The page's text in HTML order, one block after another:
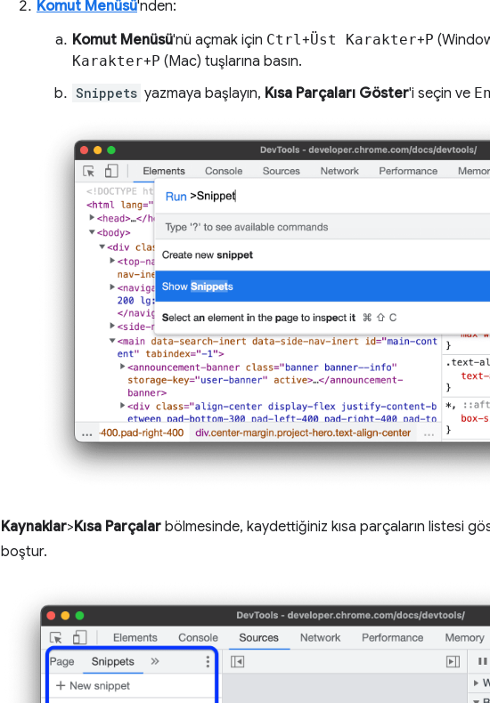
Komut Menüsü'nden:
Komut Menüsü'nü açmak için Ctrl +Üst Karakter+P
Karakter+P (Mac) tuşlarına basın.
Snippets yazmaya başlayın, Kısa Parçaları Göster'i seçin ve
Kaynaklar>Kısa Parçalar bölmesinde, kaydettiğiniz kısa parçaların listesi
boştur.